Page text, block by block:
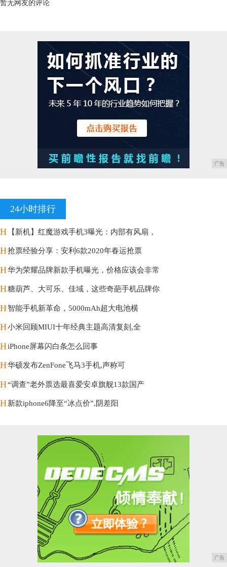
暂无网友的评论
广告
24小时排行
H 【新机】红魔游戏手机3曝光：内部有风扇，
H抢票经验分享：安利6款2020年春运抢票
H华为荣耀品牌新款手机曝光，价格应该会非常
H糖葫芦、大可乐、佳域，这些奇葩手机品牌你
H智能手机新革命，5000mAh超大电池横
H小米回顾MIUI十年经典主题高清复刻,全
HiPhone屏幕闪白条怎么回事
H华硕发布ZenFone飞马3手机,声称可
H“调查”老外票选最喜爱安卓旗舰13款国产
H新款iphone6降至“冰点价”,阴差阳
广告